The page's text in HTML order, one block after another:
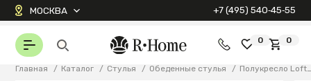
МОСКВА +7 (495) 540‑45‑55
0 0
Главная / Каталог / Стулья / Обеденные стулья / Полукресло